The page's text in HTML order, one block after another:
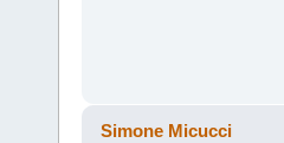
Simone Micucci